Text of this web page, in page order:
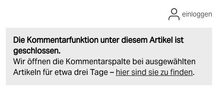
Die Kommentarfunktion unter diesem Artikel ist
geschlossen.
Wir öffnen die Kommentarspalte bei ausgewählten
Artikeln für etwa drei Tage – hier sind sie zu finden.
einloggen